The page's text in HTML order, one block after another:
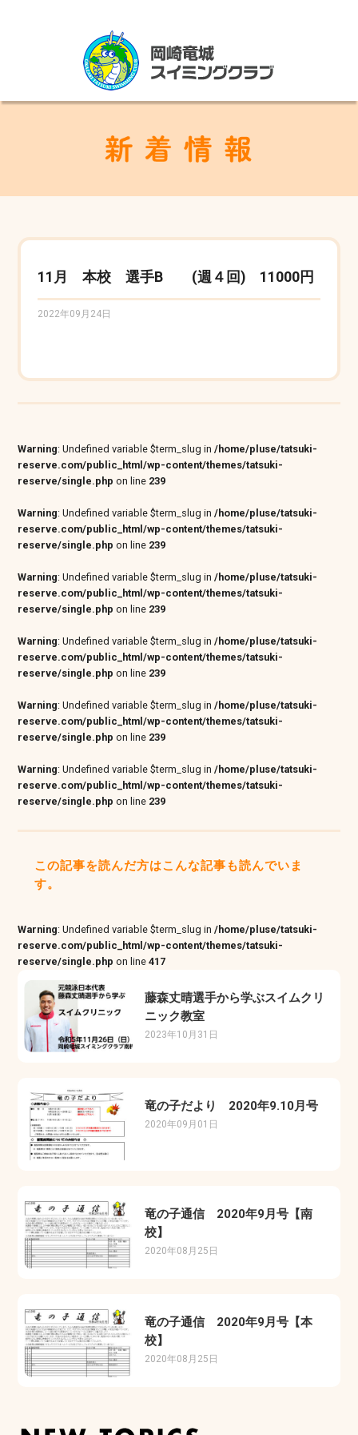
11月 本校 選手B (週４回) 11000円
2022年09月24日
Warning: Undefined variable $term_slug in/home/pluse/tatsuki-
reserve.com/public_html/wp-content/themes/tatsuki-
reserve/single.php on line 239
Warning: Undefined variable $term_slug in/home/pluse/tatsuki-
reserve.com/public_html/wp-content/themes/tatsuki-
reserve/single.php on line 239
Warning: Undefined variable $term_slug in/home/pluse/tatsuki-
reserve.com/public_html/wp-content/themes/tatsuki-
reserve/single.php on line 239
Warning: Undefined variable $term_slug in/home/pluse/tatsuki-
reserve.com/public_html/wp-content/themes/tatsuki-
reserve/single.php on line 239
Warning: Undefined variable $term_slug in/home/pluse/tatsuki-
reserve.com/public_html/wp-content/themes/tatsuki-
reserve/single.php on line 239
Warning: Undefined variable $term_slug in/home/pluse/tatsuki-
reserve.com/public_html/wp-content/themes/tatsuki-
reserve/single.php on line 239
この記事を読んだ方はこんな記事も読んでいま
す。
Warning: Undefined variable $term_slug in/home/pluse/tatsuki-
reserve.com/public_html/wp-content/themes/tatsuki-
reserve/single.php on line417
藤森丈晴選手から学ぶスイムクリ
ニック教室
2023年10月31日
竜の子だより 2020年9.10月号
2020年09月01日
竜の子通信 2020年9月号【南
校】
2020年08月25日
竜の子通信 2020年9月号【本
校】
2020年08月25日